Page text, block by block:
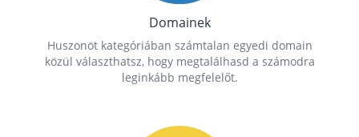
Domainek
Huszonöt kategóriában számtalan egyedi domain
közül választhatsz, hogy megtalálhasd a számodra
leginkább megfelelőt.